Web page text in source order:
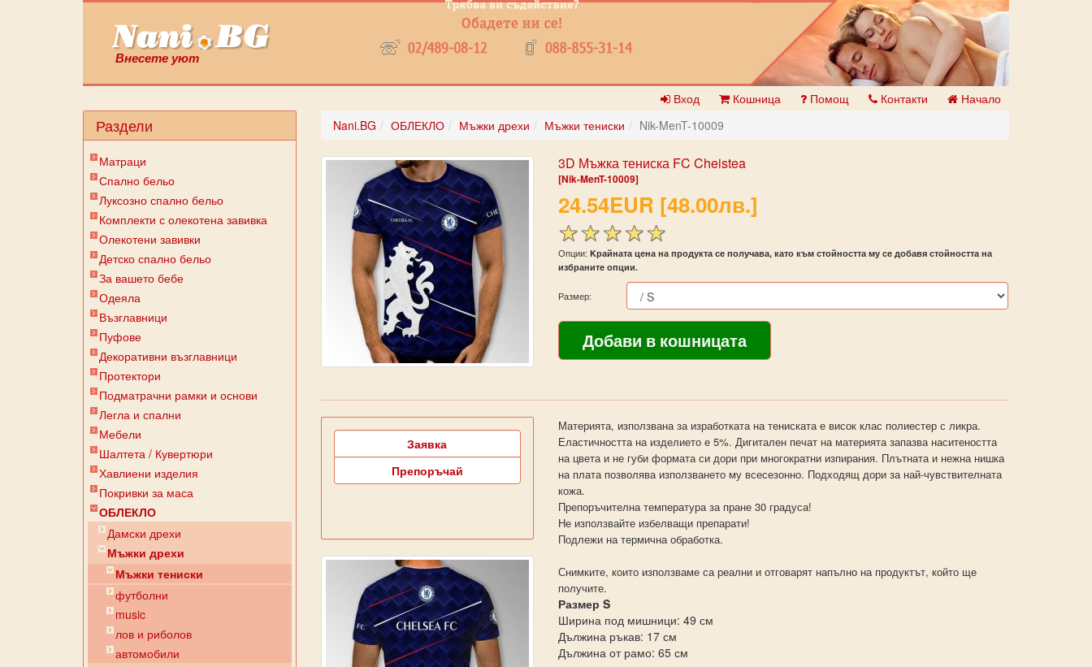
Внесете уют
Вход Кошница Помощ Контакти Начало
Раздели
Матраци
Спално бельо
Луксозно спално бельо
Комплекти с олекотена завивка
Олекотени завивки
Детско спално бельо
За вашето бебе
Одеяла
Възглавници
Пуфове
Декоративни възглавници
Протектори
Подматрачни рамки и основи
Легла и спални
Мебели
Шалтета / Кувертюри
Хавлиени изделия
Покривки за маса
ОБЛЕКЛО
Дамски дрехи
Мъжки дрехи
Мъжки тениски
футболни
music
лов и риболов
автомобили
Nani.BG ОБЛЕКЛО Мъжки дрехи Мъжки тениски Nik-MenT-10009
3D Мъжка тениска FC Cheistea
[Nik-MenT-10009]
24.54EUR [48.00лв.]
Опции: Kрайната цена на продукта се получава, като към стойността му се добавя стойността на
избраните опции.
Размер:
Заявка
Препоръчай
Материята, използвана за изработката на тениската е висок клас полиестер с ликра.
Еластичността на изделието е 5%. Дигитален печат на материята запазва наситеността
на цвета и не губи формата си дори при многократни изпирания. Плътната и нежна нишка
на плата позволява използването му всесезонно. Подходящ дори за най-чувствителната
кожа.
Препоръчителна температура за пране 30 градуса!
Не използвайте избелващи препарати!
Подлежи на термична обработка.
Снимките, които използваме са реални и отговарят напълно на продуктът, който ще
получите.
Размер S
Ширина под мишници: 49 см
Дължина ръкав: 17 см
Дължина от рамо: 65 см